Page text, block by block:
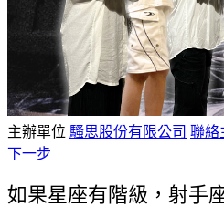
主辦單位 騷思股份有限公司 聯絡
下一步
如果星座有階級，射手